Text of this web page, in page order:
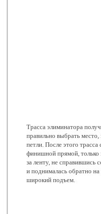
Трасса элиминатора
правильно выбрать место,
петли. После этого
финишной прямой, только
за ленту, не справившись
и поднималась обратно
широкий подъем.